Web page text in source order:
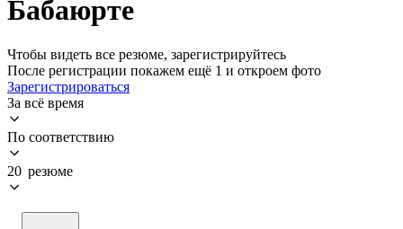
Бабаюрте
Чтобы видеть все резюме, зарегистрируйтесь
После регистрации покажем ещё 1 и откроем фото
Зарегистрироваться
За всё время
По соответствию
20 резюме